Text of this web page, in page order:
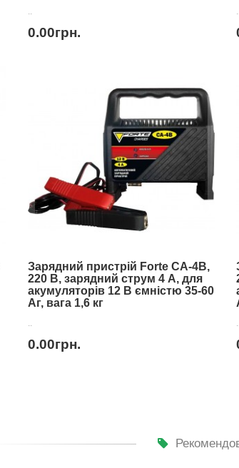
0.00грн.
Зарядний пристрій Forte CA-4B,
220 В, зарядний струм 4 А, для
акумуляторів 12 В ємністю 35-60
Аг, вага 1,6 кг
..
0.00грн.
..